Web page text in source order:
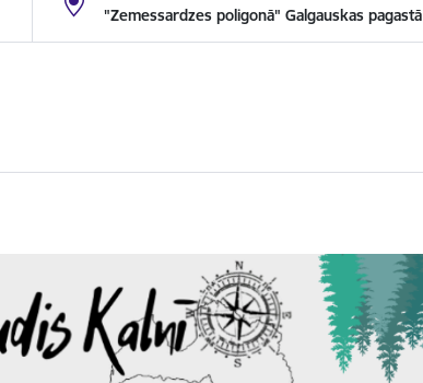
"Zemessardzes poligonā" Galgauskas pagastā